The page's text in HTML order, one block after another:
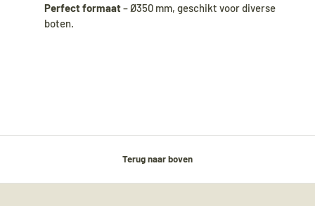
Perfect formaat– Ø350 mm, geschikt voor diverse
boten.
Terug naar boven